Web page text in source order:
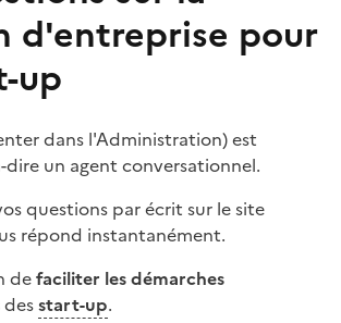
d'entreprise pour
up
dans l'Administration) est
un agent conversationnel.
questions par écrit sur le site
répond instantanément.
defaciliter les démarches
desstart-up.